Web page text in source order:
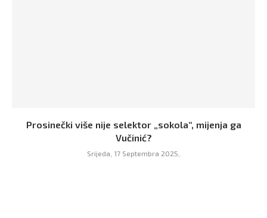
Prosinečki više nije selektor „sokola“, mijenja ga
Vučinić?
Srijeda, 17 Septembra 2025,